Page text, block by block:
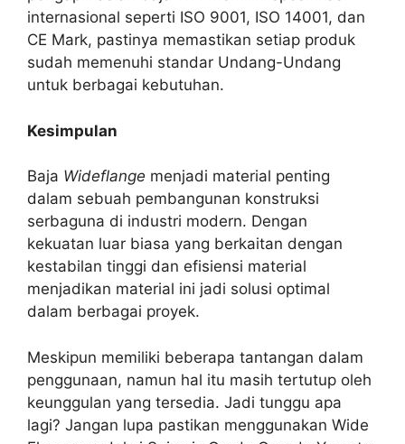
internasional seperti ISO 9001, ISO 14001, dan
CE Mark, pastinya memastikan setiap produk
sudah memenuhi standar Undang-Undang
untuk berbagai kebutuhan.
Kesimpulan
Baja Wideflange menjadi material penting
dalam sebuah pembangunan konstruksi
serbaguna di industri modern. Dengan
kekuatan luar biasa yang berkaitan dengan
kestabilan tinggi dan efisiensi material
menjadikan material ini jadi solusi optimal
dalam berbagai proyek.
Meskipun memiliki beberapa tantangan dalam
penggunaan, namun hal itu masih tertutup oleh
keunggulan yang tersedia. Jadi tunggu apa
lagi? Jangan lupa pastikan menggunakan Wide